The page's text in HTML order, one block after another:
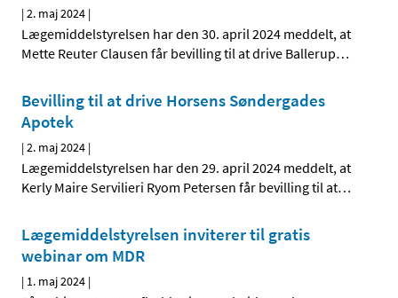
|2. maj 2024 |
Lægemiddelstyrelsen har den 30. april 2024 meddelt, at
Mette Reuter Clausen får bevilling til at drive Ballerup…
Bevilling til at drive Horsens Søndergades
Apotek
|2. maj 2024 |
Lægemiddelstyrelsen har den 29. april 2024 meddelt, at
Kerly Maire Servilieri Ryom Petersen får bevilling til at…
Lægemiddelstyrelsen inviterer til gratis
webinar om MDR
| 1. maj 2024 |